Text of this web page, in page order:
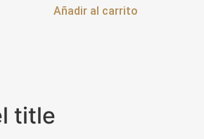
Añadir al carrito
title